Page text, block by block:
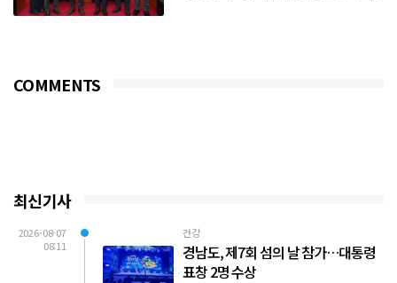
COMMENTS
최신기사
2026-08-07
08:11
건강
경남도, 제7회 섬의 날 참가…대통령
표창 2명 수상